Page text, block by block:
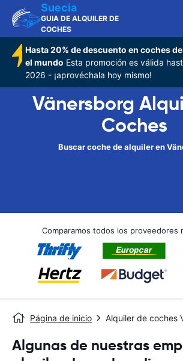
Suecia
GUIA DE ALQUILER DE
COCHES
Hasta 20% de descuento en coches
el mundo Esta promoción es válida
2026 - ¡aprovéchala hoy mismo!
Vänersborg
Coches
Buscar coche de alquiler en
Comparamos todos los proveedores
Página de inicio Alquiler de coches
Algunas de nuestras